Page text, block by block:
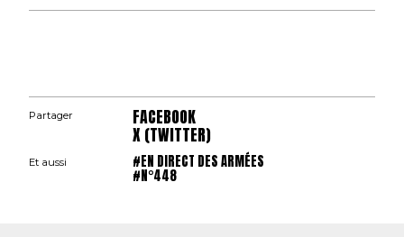
Partager FACEBOOK
X (TWITTER)
Et aussi #EN DIRECT DES ARMÉES
#N°448